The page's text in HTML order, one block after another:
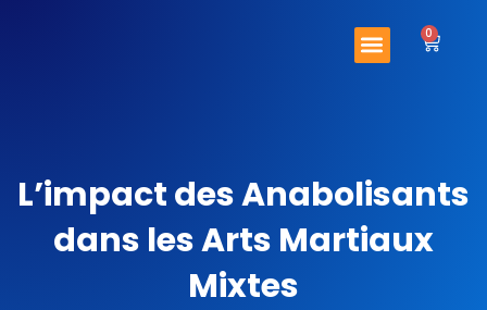
Menu
0 Cart
L’impact des Anabolisants
dans les Arts Martiaux
Mixtes